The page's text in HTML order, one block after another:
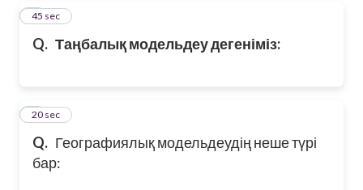
Q. Таңбалық модельдеу дегеніміз:
7
45 sec
Q. Географиялық модельдеудің неше түрі
бар:
8
20 sec